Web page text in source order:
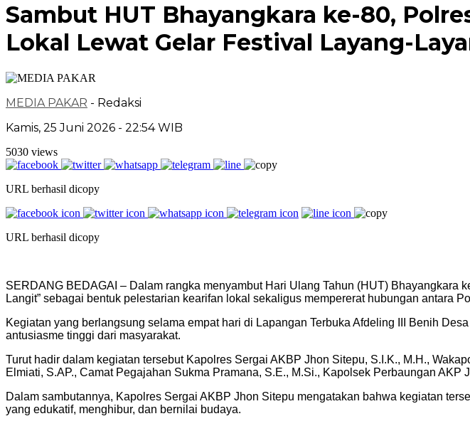
Sambut HUT Bhayangkara ke-80,
Lokal Lewat Gelar Festival Layang-
MEDIA PAKAR - Redaksi
Kamis, 25 Juni 2026 - 22:54 WIB
5030 views
URL berhasil dicopy
URL berhasil dicopy
SERDANG BEDAGAI – Dalam rangka menyambut Hari Ulang Tahun (HUT)
Langit” sebagai bentuk pelestarian kearifan lokal sekaligus mempererat hubungan antara
Kegiatan yang berlangsung selama empat hari di Lapangan Terbuka Afdeling III Benih
antusiasme tinggi dari masyarakat.
Turut hadir dalam kegiatan tersebut Kapolres Sergai AKBP Jhon Sitepu, S.I.K., M.H.,
Elmiati, S.AP., Camat Pegajahan Sukma Pramana, S.E., M.Si., Kapolsek Perbaungan
Dalam sambutannya, Kapolres Sergai AKBP Jhon Sitepu mengatakan bahwa kegiatan
yang edukatif, menghibur, dan bernilai budaya.